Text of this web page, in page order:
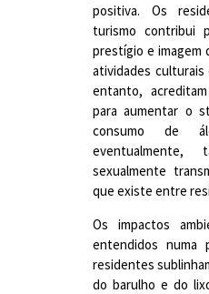
positiva. Os
turismo contribui
prestígio e imagem
atividades culturais
entanto,
para aumentar o
consumo de
eventualmente,
sexualmente
que existe entre
Os impactos
entendidos numa
residentes
do barulho e do